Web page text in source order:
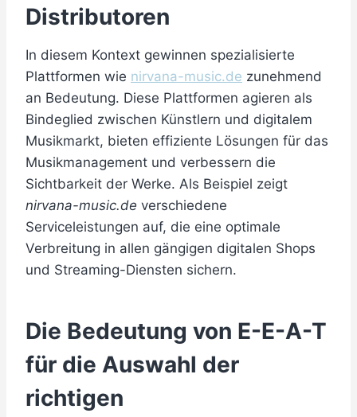
Distributoren
In diesem Kontext gewinnen spezialisierte
Plattformen wie nirvana-music.de zunehmend
an Bedeutung. Diese Plattformen agieren als
Bindeglied zwischen Künstlern und digitalem
Musikmarkt, bieten effiziente Lösungen für das
Musikmanagement und verbessern die
Sichtbarkeit der Werke. Als Beispiel zeigt
nirvana-music.de verschiedene
Serviceleistungen auf, die eine optimale
Verbreitung in allen gängigen digitalen Shops
und Streaming-Diensten sichern.
Die Bedeutung von E-E-A-T
für die Auswahl der
richtigen